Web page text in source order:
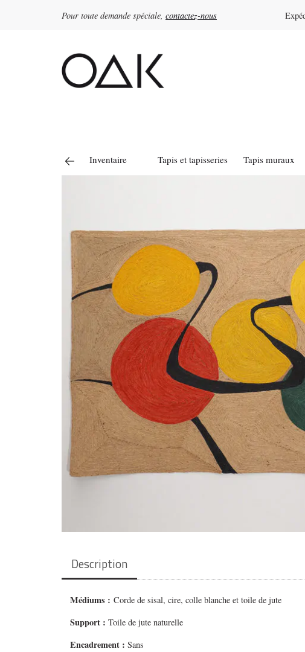
Pour toute demande spéciale, contactez-nous
Rechercher :
Inventaire Tapis et tapisseries Tapis muraux
Description
Médiums :Corde de sisal, cire, colle blanche et toile de jute
Support : Toile de jute naturelle
Encadrement : Sans